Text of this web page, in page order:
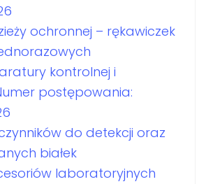
ochronnej – rękawiczek
kontrolnej i
postępowania:
do detekcji oraz
białek
laboratoryjnych